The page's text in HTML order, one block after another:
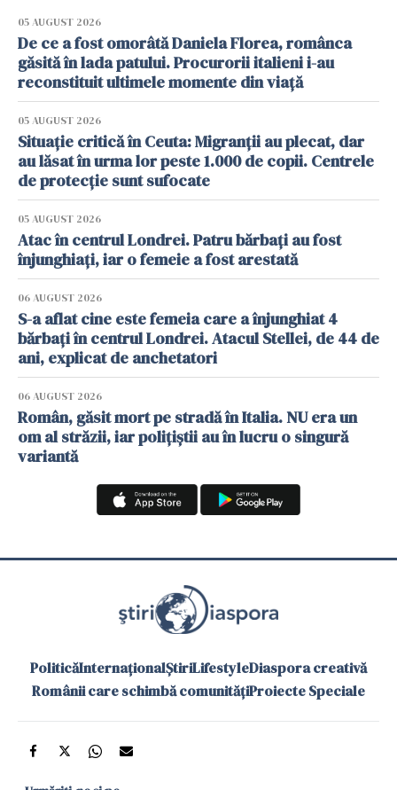
05 AUGUST 2026
De ce a fost omorâtă Daniela Florea, românca
găsită în lada patului. Procurorii italieni i-au
reconstituit ultimele momente din viață
05 AUGUST 2026
Situație critică în Ceuta: Migranții au plecat, dar
au lăsat în urma lor peste 1.000 de copii. Centrele
de protecție sunt sufocate
05 AUGUST 2026
Atac în centrul Londrei. Patru bărbați au fost
înjunghiați, iar o femeie a fost arestată
06 AUGUST 2026
S-a aflat cine este femeia care a înjunghiat 4
bărbați în centrul Londrei. Atacul Stellei, de 44 de
ani, explicat de anchetatori
06 AUGUST 2026
Român, găsit mort pe stradă în Italia. NU era un
om al străzii, iar polițiștii au în lucru o singură
variantă
PoliticăInternaționalȘtiriLifestyleDiaspora creativă
Românii care schimbă comunitățiProiecte Speciale